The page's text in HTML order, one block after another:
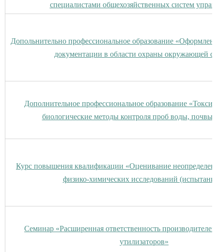
специалистами общехозяйственных систем
Допольнительно профессиональное образование
документации в области охраны окружающей
Дополнительное профессиональное образование
биологические методы контроля проб воды, почвы,
Курс повышения квалификации «Оценивание
физико-химических исследований
Семинар «Расширенная ответственность
утилизаторов»